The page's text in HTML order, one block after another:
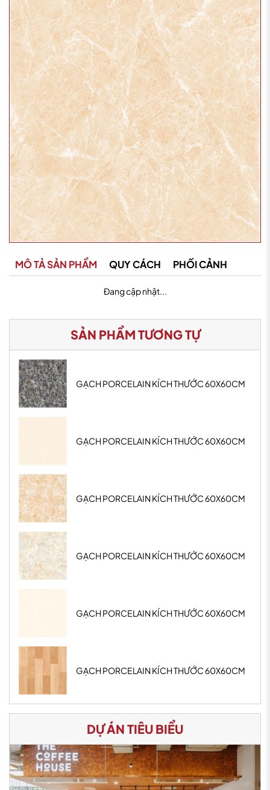
MÔ TẢ SẢN PHẨM QUY CÁCH PHỐI CẢNH
Đang cập nhật...
SẢN PHẨM TƯƠNG TỰ
GẠCH PORCELAIN KÍCH THƯỚC 60X60CM
GẠCH PORCELAIN KÍCH THƯỚC 60X60CM
GẠCH PORCELAIN KÍCH THƯỚC 60X60CM
GẠCH PORCELAIN KÍCH THƯỚC 60X60CM
GẠCH PORCELAIN KÍCH THƯỚC 60X60CM
GẠCH PORCELAIN KÍCH THƯỚC 60X60CM
DỰ ÁN TIÊU BIỂU